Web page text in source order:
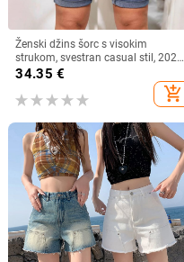
Ženski džins šorc s visokim
strukom, svestran casual stil, 2025
nova kolekcija
34.35 €
add_shopping_cart